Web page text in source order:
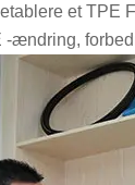
et TPE
-ændring,